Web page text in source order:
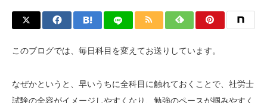
このブログでは、毎日科目を変えてお送りしています。
なぜかというと、早いうちに全科目に触れておくことで、社労士
試験の全容がイメージしやすくなり、勉強のペースが掴みやすく